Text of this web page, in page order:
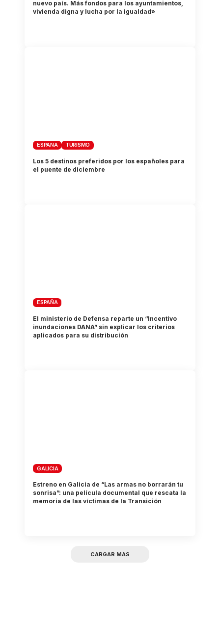
nuevo país. Más fondos para los ayuntamientos,
vivienda digna y lucha por la igualdad»
ESPAÑA TURISMO
Los 5 destinos preferidos por los españoles para
el puente de diciembre
ESPAÑA
El ministerio de Defensa reparte un “Incentivo
inundaciones DANA” sin explicar los criterios
aplicados para su distribución
GALICIA
Estreno en Galicia de “Las armas no borrarán tu
sonrisa”: una película documental que rescata la
memoria de las víctimas de la Transición
CARGAR MAS